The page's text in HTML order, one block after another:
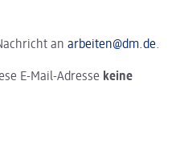
an arbeiten@dm.de.
E-Mail-Adresse keine